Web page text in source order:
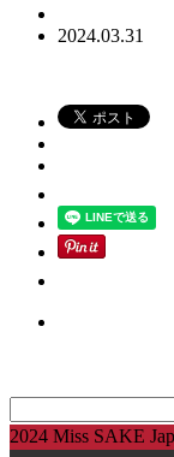
2024.03.31
索:
2024 Miss SAKE